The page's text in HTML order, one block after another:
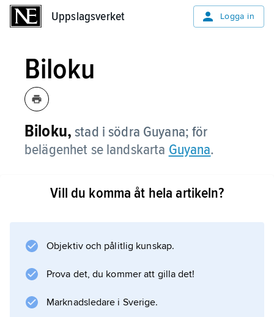
Uppslagsverket Logga in
Biloku
Biloku, stad i södra Guyana; för
belägenhet se landskarta Guyana.
Vill du komma åt hela artikeln?
Objektiv och pålitlig kunskap.
Prova det, du kommer att gilla det!
Marknadsledare i Sverige.